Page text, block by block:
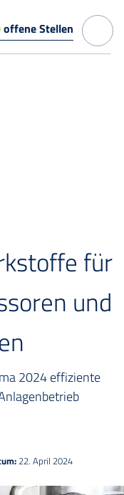
offene Stellen
für
und
2024 effiziente
22. April 2024